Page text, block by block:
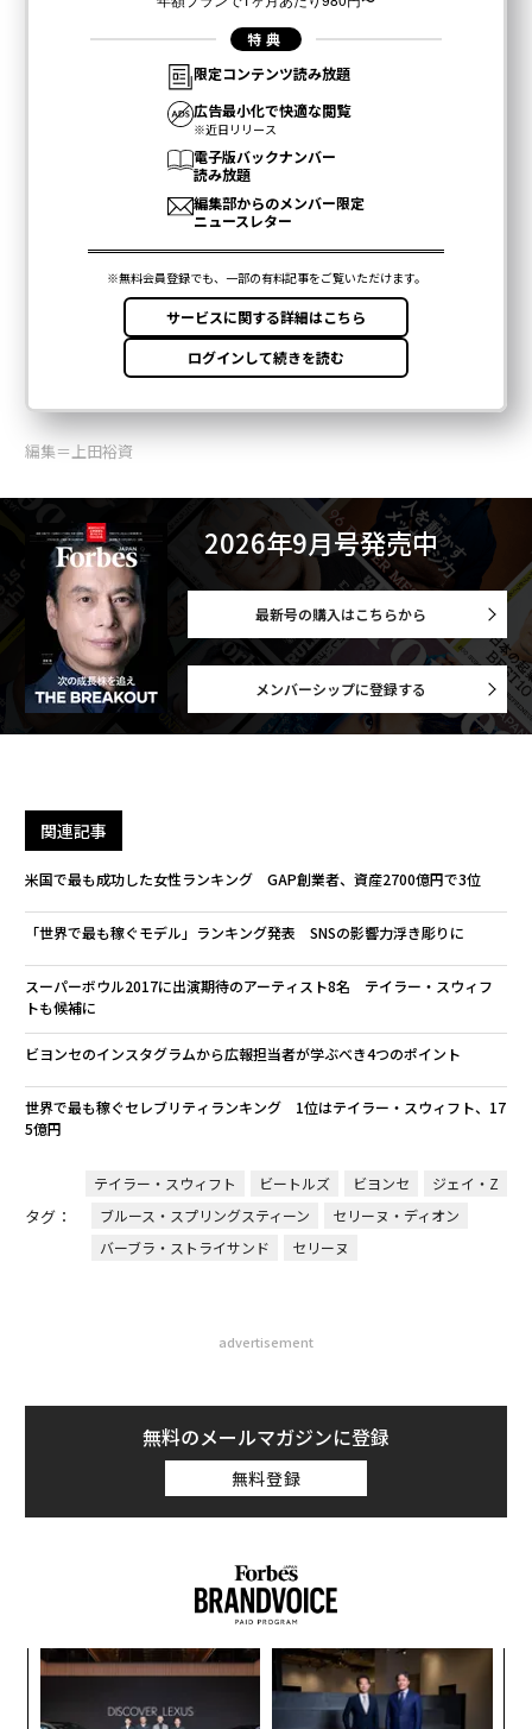
編集＝上田裕資
2026年9月号発売中
最新号の購入はこちらから
メンバーシップに登録する
関連記事
米国で最も成功した女性ランキング GAP創業者、資産2700億円で3位
「世界で最も稼ぐモデル」ランキング発表 SNSの影響力浮き彫りに
スーパーボウル2017に出演期待のアーティスト8名 テイラー・スウィフ
トも候補に
ビヨンセのインスタグラムから広報担当者が学ぶべき4つのポイント
世界で最も稼ぐセレブリティランキング 1位はテイラー・スウィフト、17
5億円
タグ：
テイラー・スウィフト ビートルズ ビヨンセ
ジェイ・Z
ブルース・スプリングスティーン
セリーヌ・ディオン
バーブラ・ストライサンド
セリーヌ
advertisement
無料のメールマガジンに登録
無料登録